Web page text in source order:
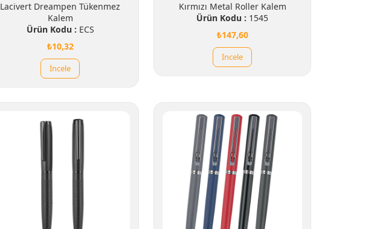
Lacivert Dreampen Tükenmez
Kalem
Ürün Kodu : ECS
₺10,32
İncele
Kırmızı Metal Roller Kalem
Ürün Kodu : 1545
₺147,60
İncele